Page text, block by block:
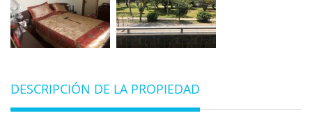
DESCRIPCIÓN DE LA PROPIEDAD